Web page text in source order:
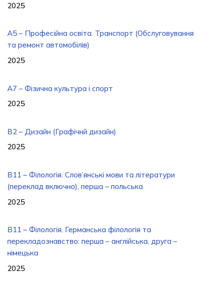
2025
A5 – Професійна освіта. Транспорт (Обслуговування
та ремонт автомобілів)
2025
A7 – Фізична культура і спорт
2025
B2 – Дизайн (Графічнй дизайн)
2025
B11 – Філологія. Слов’янські мови та літератури
(переклад включно), перша – польська
2025
B11 – Філологія. Германська філологія та
перекладознавство: перша – англійська, друга –
німецька
2025